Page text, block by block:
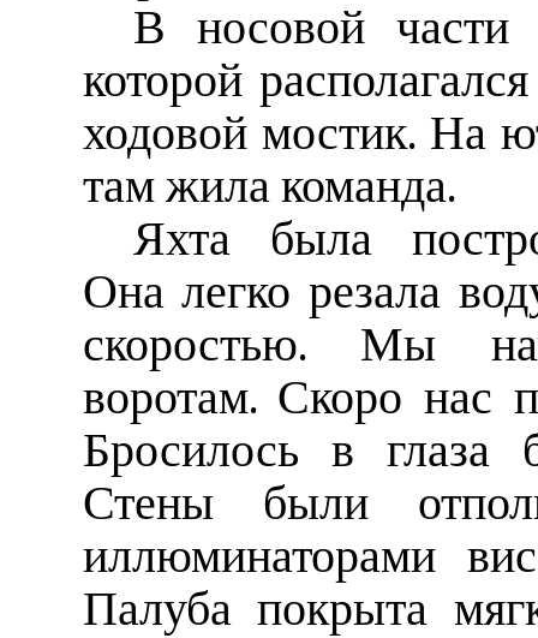
В носовой части
которой
ходовой мостик. На
там жила команда.
Яхта была
Она легко резала
скоростью. Мы
воротам. Скоро нас
Бросилось в глаза
Стены были
иллюминаторами
Палуба покрыта